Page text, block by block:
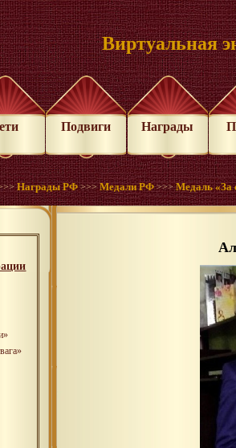
Виртуальная
Подвиги Награды
Награды РФ >>>Медали РФ >>>Медаль «За